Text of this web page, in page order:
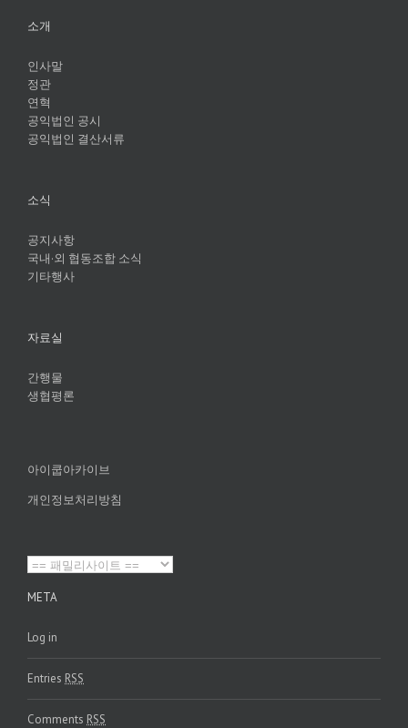
소개
인사말
정관
연혁
공익법인 공시
공익법인 결산서류
소식
공지사항
국내·외 협동조합 소식
기타행사
자료실
간행물
생협평론
아이쿱아카이브
개인정보처리방침
META
Log in
Entries RSS
Comments RSS